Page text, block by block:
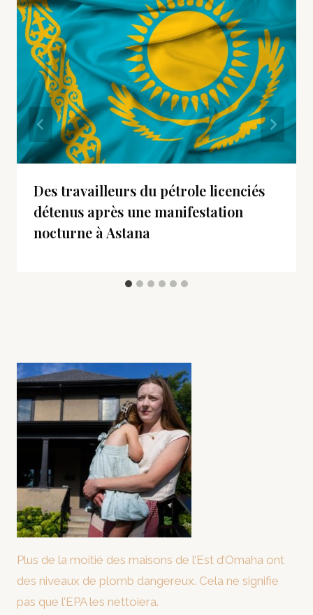
Des travailleurs du pétrole licenciés
détenus après une manifestation
nocturne à Astana
Plus de la moitié des maisons de l’Est d’Omaha ont
des niveaux de plomb dangereux. Cela ne signifie
pas que l’EPA les nettoiera.